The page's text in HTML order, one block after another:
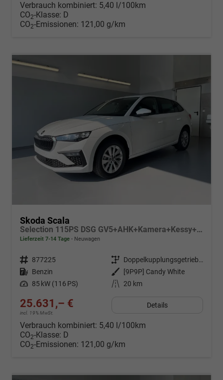
Verbrauch kombiniert: 5,40 l/100km
CO2-Klasse: D
CO2-Emissionen: 121,00 g/km
Skoda Scala
Selection 115PS DSG GV5+AHK+Kamera+Kessy+PDC+Sitzheiz+Alu16+Climatronic
Lieferzeit 7-14 Tage Neuwagen
Fahrzeugnr. 877225 Getriebe
Doppelkupplungsgetriebe (DSG)
Kraftstoff Benzin Außenfarbe
[9P9P] Candy White
Leistung 85 kW (116 PS) Kilometerstand 20 km
25.631,– €
incl. 19% MwSt.
Details
Verbrauch kombiniert: 5,40 l/100km
CO2-Klasse: D
CO2-Emissionen: 121,00 g/km